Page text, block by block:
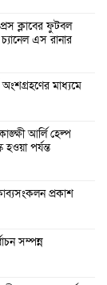
ক্লাবের ফুটবল
এস রানার
অংশগ্রহণের মাধ্যমে
আর্লি হেল্প
হওয়া পর্যন্ত
প্রকাশ
সম্পন্ন